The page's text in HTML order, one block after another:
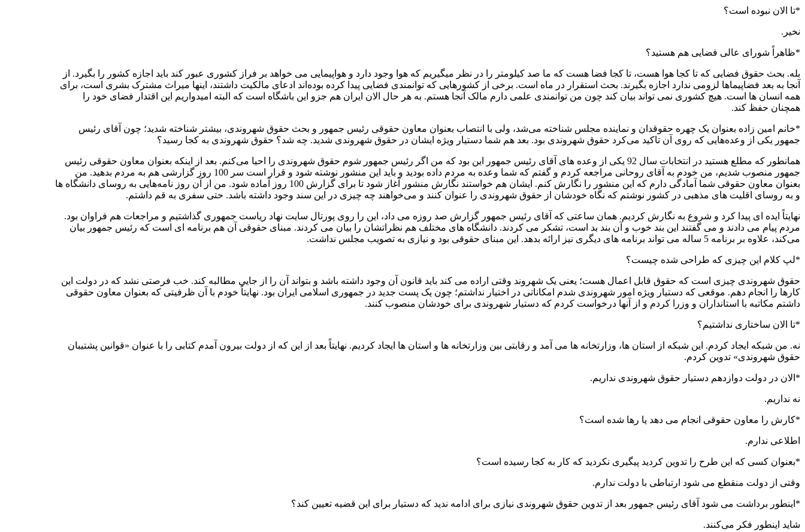
*تا الان نبوده است؟
نخیر.
*ظاهراً شورای عالی فضایی هم هستید؟
بله. بحث حقوق فضایی که تا کجا هوا هست، تا کجا فضا هست که ما صد کیلومتر را در نظر میگیریم که هوا وجود دارد و هواپیمایی می خواهد بر فراز کشوری عبور کند باید اجازه کشور را بگیرد. از
آنجا به بعد فضاپیماها لزومی ندارد اجازه بگیرند. بحث استقرار در ماه است. برخی از کشورهایی که توانمندی فضایی پیدا کرده بوده‌اند ادعای مالکیت داشتند، اینها میراث مشترک بشری است، برای
همه انسان ها است. هیچ کشوری نمی تواند بیان کند چون من توانمندی علمی دارم مالک آنجا هستم. به هر حال الان ایران هم جزو این باشگاه است که البته امیدواریم این اقتدار فضای خود را
همچنان حفظ کند.
*خانم امین زاده بعنوان یک چهره حقوقدان و نماینده مجلس شناخته می‌شد، ولی با انتصاب بعنوان معاون حقوقی رئیس جمهور و بحث حقوق شهروندی، بیشتر شناخته شدید؛ چون آقای رئیس
جمهور یکی از وعده‌هایی که روی آن تاکید می‌کرد حقوق شهروندی بود. بعد هم شما دستیار ویژه ایشان در حقوق شهروندی شدید. چه شد؟ حقوق شهروندی به کجا رسید؟
همانطور که مطلع هستید در انتخابات سال 92 یکی از وعده های آقای رئیس جمهور این بود که من اگر رئیس جمهور شوم حقوق شهروندی را احیا می‌کنم. بعد از اینکه بعنوان معاون حقوقی رئیس
جمهور منصوب شدیم، من خودم به آقای روحانی مراجعه کردم و گفتم که شما وعده به مردم داده بودید و باید این منشور نوشته شود و قرار است سر 100 روز گزارشی هم به مردم بدهید. من
بعنوان معاون حقوقی شما آمادگی دارم که این منشور را نگارش کنم. ایشان هم خواستند نگارش منشور آغاز شود تا برای گزارش 100 روز آماده شود. من از آن روز نامه‌هایی به روسای دانشگاه ها
و به روسای اقلیت های مذهبی در کشور نوشتم که نگاه خودشان از حقوق شهروندی را عنوان کنند و می‌خواهند چه چیزی در این سند وجود داشته باشد. حتی سفری به قم داشتم.
نهایتاً ایده ای پیدا کرد و شروع به نگارش کردیم. همان ساعتی که آقای رئیس جمهور گزارش صد روزه می داد، این را روی پورتال سایت نهاد ریاست جمهوری گذاشتیم و مراجعات هم فراوان بود.
مردم پیام می دادند و می گفتند این بند خوب و آن بند بد است، تشکر می کردند. دانشگاه های مختلف هم نظراتشان را بیان می کردند. مبنای حقوقی آن هم برنامه ای است که رئیس جمهور بیان
می‌کند، علاوه بر برنامه 5 ساله می تواند برنامه های دیگری نیز ارائه بدهد. این مبنای حقوقی بود و نیازی به تصویب مجلس نداشت.
*لپ کلام این چیزی که طراحی شده چیست؟
حقوق شهروندی چیزی است که حقوق قابل اعمال هست؛ یعنی یک شهروند وقتی اراده می کند باید قانون آن وجود داشته باشد و بتواند آن را از جایی مطالبه کند. خب فرصتی نشد که در دولت این
کارها را انجام دهم. موقعی که دستیار ویژه امور شهروندی شدم امکاناتی در اختیار نداشتم؛ چون یک پست جدید در جمهوری اسلامی ایران بود. نهایتاً خودم با آن ظرفیتی که بعنوان معاون حقوقی
داشتم مکاتبه با استانداران و وزرا کردم و از آنها درخواست کردم که دستیار شهروندی برای خودشان منصوب کنند.
*تا الان ساختاری نداشتیم؟
نه. من شبکه ایجاد کردم. این شبکه از استان ها، وزارتخانه ها می آمد و رقابتی بین وزارتخانه ها و استان ها ایجاد کردیم. نهایتاً بعد از این که از دولت بیرون آمدم کتابی را با عنوان «قوانین پشتیبان
حقوق شهروندی» تدوین کردم.
*الان در دولت دوازدهم دستیار حقوق شهروندی نداریم.
نه نداریم.
*کارش را معاون حقوقی انجام می دهد یا رها شده است؟
اطلاعی ندارم.
*بعنوان کسی که این طرح را تدوین کردید پیگیری نکردید که کار به کجا رسیده است؟
وقتی از دولت منقطع می شود ارتباطی با دولت ندارم.
*اینطور برداشت می شود آقای رئیس جمهور بعد از تدوین حقوق شهروندی نیازی برای ادامه ندید که دستیار برای این قضیه تعیین کند؟
شاید اینطور فکر می‌کنند.